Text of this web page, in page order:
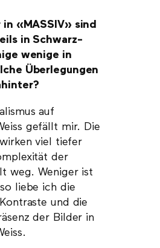
«MASSIV» sind
in Schwarz-
wenige in
Überlegungen
auf
gefällt mir. Die
viel tiefer
der
weg. Weniger ist
liebe ich die
und die
der Bilder in